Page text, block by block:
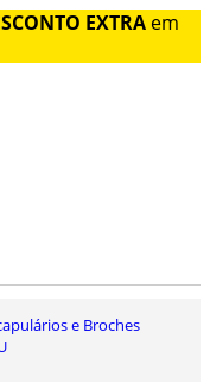
EXTRA em
e Broches